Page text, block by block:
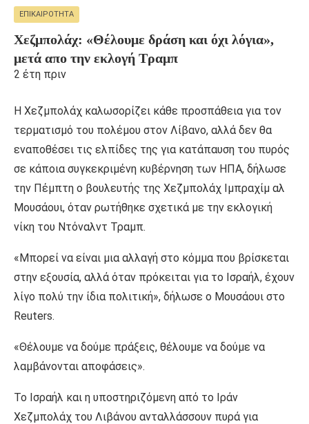
ΕΠΙΚΑΙΡΌΤΗΤΑ
Χεζμπολάχ: «Θέλουμε δράση και όχι λόγια»,
μετά απο την εκλογή Τραμπ
2 έτη πριν
Η Χεζμπολάχ καλωσορίζει κάθε προσπάθεια για τον
τερματισμό του πολέμου στον Λίβανο, αλλά δεν θα
εναποθέσει τις ελπίδες της για κατάπαυση του πυρός
σε κάποια συγκεκριμένη κυβέρνηση των ΗΠΑ, δήλωσε
την Πέμπτη ο βουλευτής της Χεζμπολάχ Ιμπραχίμ αλ
Μουσάουι, όταν ρωτήθηκε σχετικά με την εκλογική
νίκη του Ντόναλντ Τραμπ.
«Μπορεί να είναι μια αλλαγή στο κόμμα που βρίσκεται
στην εξουσία, αλλά όταν πρόκειται για το Ισραήλ, έχουν
λίγο πολύ την ίδια πολιτική», δήλωσε ο Μουσάουι στο
Reuters.
«Θέλουμε να δούμε πράξεις, θέλουμε να δούμε να
λαμβάνονται αποφάσεις».
Το Ισραήλ και η υποστηριζόμενη από το Ιράν
Χεζμπολάχ του Λιβάνου ανταλλάσσουν πυρά για